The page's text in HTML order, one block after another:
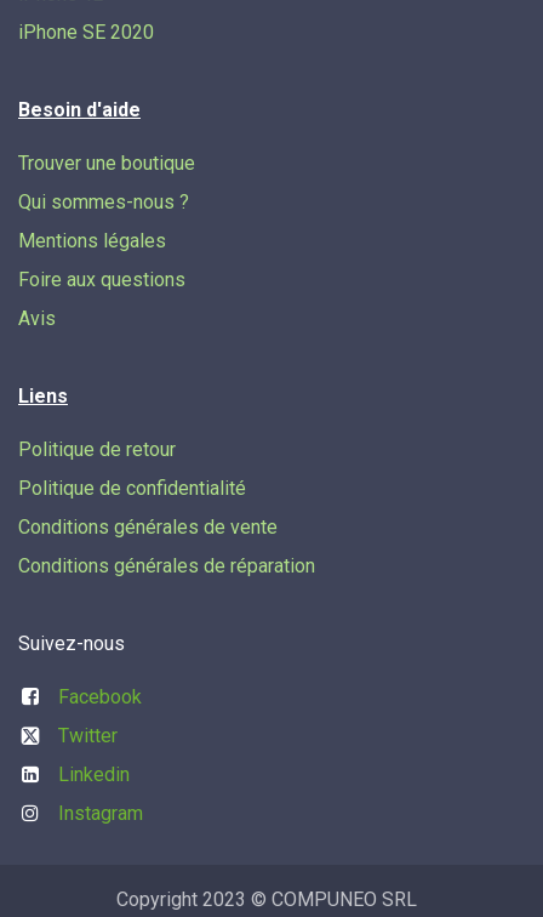
iPhone SE 2020
Besoin d'aide
Trouver une boutique
Qui sommes-nous ?
Mentions légales
Foire aux questions
Avis
Liens
Politique de retour
Politique de confidentialité
Conditions générales de vente
Conditions générales de réparation
Suivez-nous
Facebook
Twitter
Linkedin
Instagram
Copyright 2023 © COMPUNEO SRL